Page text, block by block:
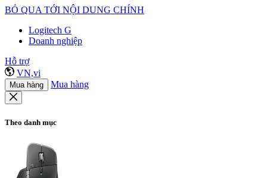
BỎ QUA TỚI NỘI DUNG CHÍNH
Logitech G
Doanh nghiệp
Hỗ trợ
VN,vi
Mua hàng Mua hàng
Theo danh mục